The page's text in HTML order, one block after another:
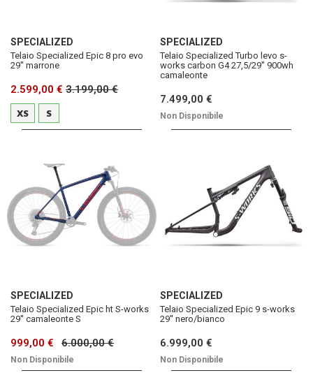
SPECIALIZED
Telaio Specialized Epic 8 pro evo
29'' marrone
2.599,00 € 3.199,00 €
XS
S
SPECIALIZED
Telaio Specialized Turbo levo s-
works carbon G4 27,5/29'' 900wh
camaleonte
7.499,00 €
Non Disponibile
SPECIALIZED
Telaio Specialized Epic ht S-works
29'' camaleonte S
999,00 € 6.000,00 €
Non Disponibile
SPECIALIZED
Telaio Specialized Epic 9 s-works
29'' nero/bianco
6.999,00 €
Non Disponibile